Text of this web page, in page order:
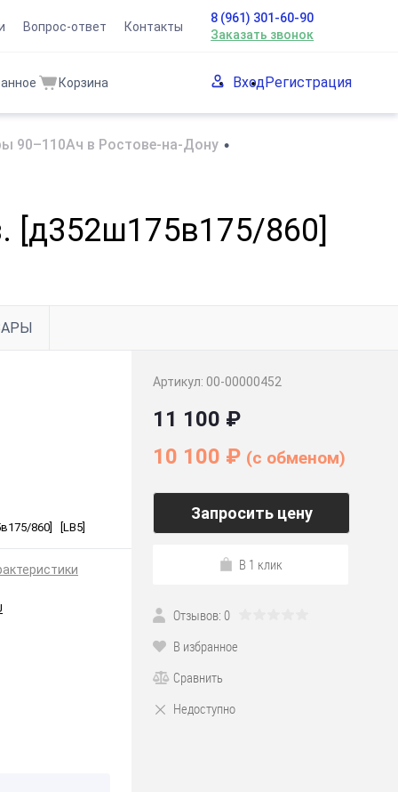
Вопрос-ответ Контакты
8 (961) 301-60-90
Заказать звонок
Корзина ВходРегистрация
90–110Ач в Ростове-на-Дону •
[д352ш175в175/860]
860] [LB5]
Артикул: 00-00000452
11 100 ₽
10 100 ₽ (c обменом)
Запросить цену
В 1 клик
Отзывов: 0
В избранное
Сравнить
Недоступно